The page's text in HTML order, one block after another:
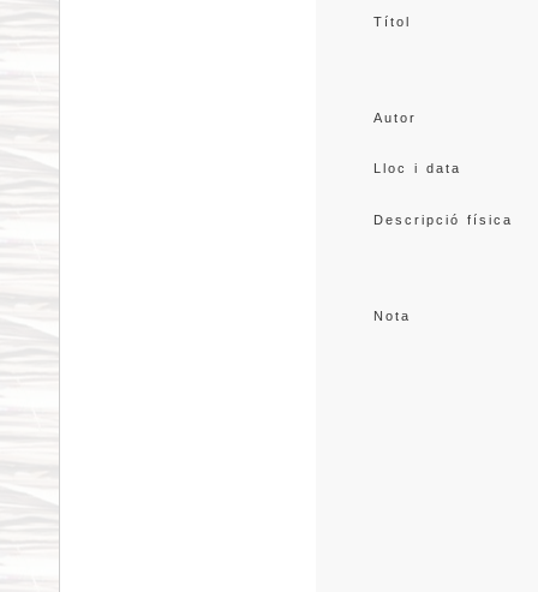
Títol
Autor
Lloc i data
Descripció física
Nota